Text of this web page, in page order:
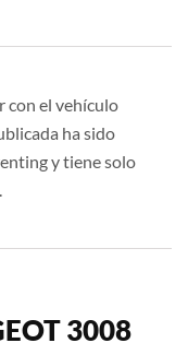
con el vehículo
ha sido
y tiene solo
3008